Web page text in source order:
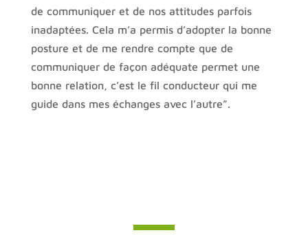
de communiquer et de nos attitudes parfois
inadaptées. Cela m’a permis d’adopter la bonne
posture et de me rendre compte que de
communiquer de façon adéquate permet une
bonne relation, c’est le fil conducteur qui me
guide dans mes échanges avec l’autre”.